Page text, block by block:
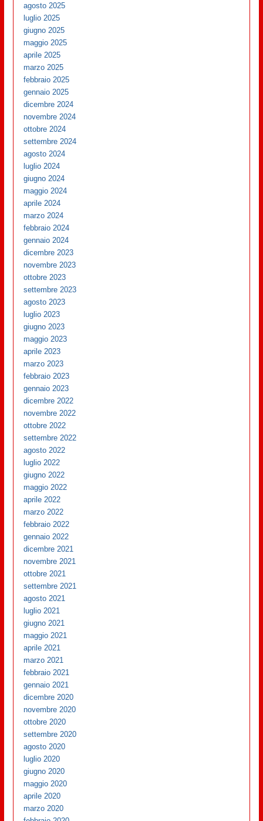
agosto 2025
luglio 2025
giugno 2025
maggio 2025
aprile 2025
marzo 2025
febbraio 2025
gennaio 2025
dicembre 2024
novembre 2024
ottobre 2024
settembre 2024
agosto 2024
luglio 2024
giugno 2024
maggio 2024
aprile 2024
marzo 2024
febbraio 2024
gennaio 2024
dicembre 2023
novembre 2023
ottobre 2023
settembre 2023
agosto 2023
luglio 2023
giugno 2023
maggio 2023
aprile 2023
marzo 2023
febbraio 2023
gennaio 2023
dicembre 2022
novembre 2022
ottobre 2022
settembre 2022
agosto 2022
luglio 2022
giugno 2022
maggio 2022
aprile 2022
marzo 2022
febbraio 2022
gennaio 2022
dicembre 2021
novembre 2021
ottobre 2021
settembre 2021
agosto 2021
luglio 2021
giugno 2021
maggio 2021
aprile 2021
marzo 2021
febbraio 2021
gennaio 2021
dicembre 2020
novembre 2020
ottobre 2020
settembre 2020
agosto 2020
luglio 2020
giugno 2020
maggio 2020
aprile 2020
marzo 2020